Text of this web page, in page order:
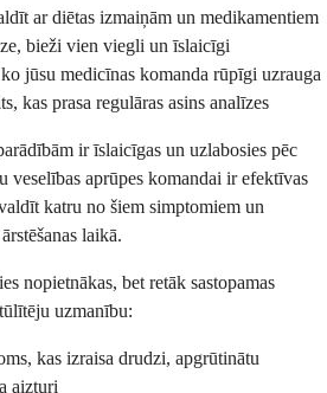
ar diētas izmaiņām un medikamentiem
bieži vien viegli un īslaicīgi
jūsu medicīnas komanda rūpīgi uzrauga
kas prasa regulāras asins analīzes
ir īslaicīgas un uzlabosies pēc
veselības aprūpes komandai ir efektīvas
katru no šiem simptomiem un
laikā.
nopietnākas, bet retāk sastopamas
uzmanību:
kas izraisa drudzi, apgrūtinātu
aizturi